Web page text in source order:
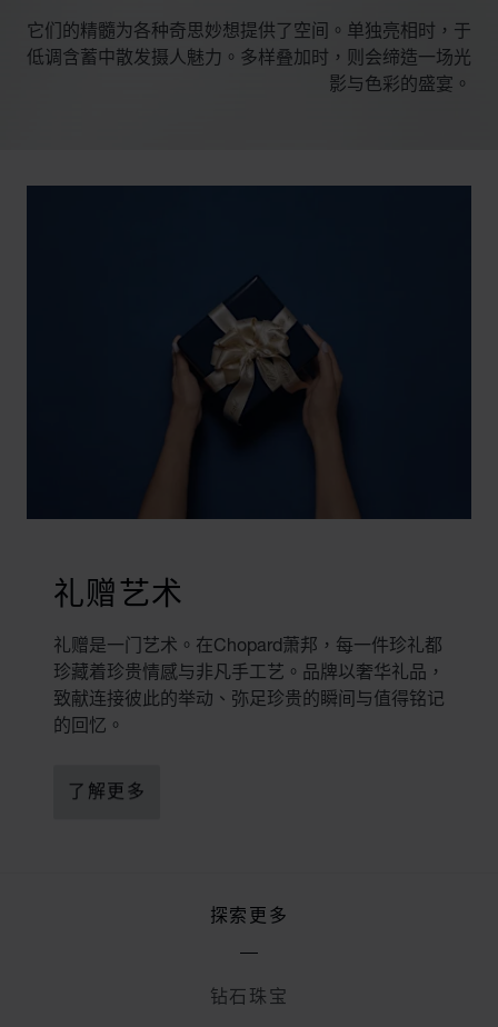
它们的精髓为各种奇思妙想提供了空间。单独亮相时，于
低调含蓄中散发摄人魅力。多样叠加时，则会缔造一场光
影与色彩的盛宴。
礼赠艺术
礼赠是一门艺术。在Chopard萧邦，每一件珍礼都
珍藏着珍贵情感与非凡手工艺。品牌以奢华礼品，
致献连接彼此的举动、弥足珍贵的瞬间与值得铭记
的回忆。
了解更多
探索更多
钻石珠宝